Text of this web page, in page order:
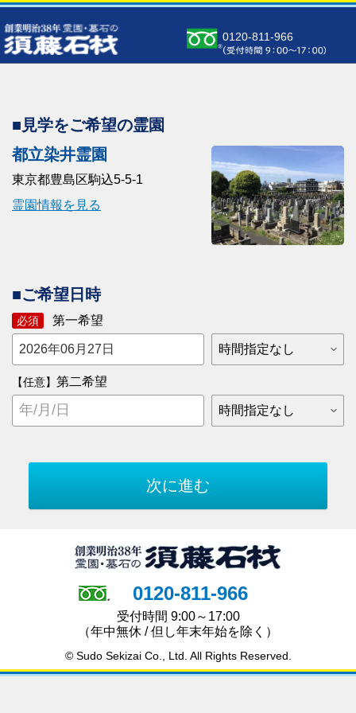
0120-811-966
■見学をご希望の霊園
都立染井霊園
東京都豊島区駒込5-5-1
霊園情報を見る
■ご希望日時
必須 第一希望
【任意】 第二希望
0120-811-966
受付時間 9:00～17:00
（年中無休 / 但し年末年始を除く）
© Sudo Sekizai Co., Ltd. All Rights Reserved.